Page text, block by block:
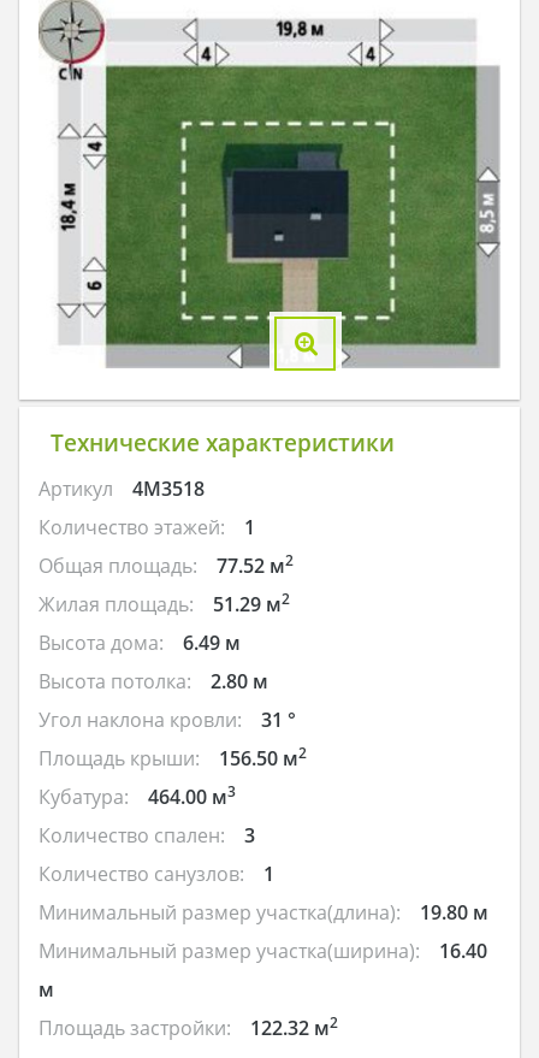
Технические характеристики
Артикул
4M3518
Количество этажей:
1
Общая площадь:
77.52 м2
Жилая площадь: 51.29 м2
Высота дома:
6.49 м
Высота потолка:
2.80 м
Угол наклона кровли:
31 °
Площадь крыши:
156.50 м2
Кубатура: 464.00 м3
Количество спален:
3
Количество санузлов:
1
Минимальный размер участка(длина):
19.80 м
Минимальный размер участка(ширина):
16.40
м
Площадь застройки:
122.32 м2